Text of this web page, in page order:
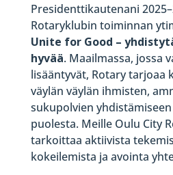
Presidenttikautenani
Rotaryklubin toiminnan
Unite for Good –
hyvää. Maailmassa, jossa
lisääntyvät, Rotary tarjoaa
väylän väylän ihmisten,
sukupolvien
puolesta. Meille Oulu City
tarkoittaa aktiivista
kokeilemista ja avointa